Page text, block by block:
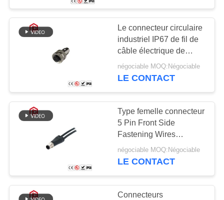
NOUS
D'USINE
CONTRÔLE
DE
QUALITÉ
DU
SITE
Connecteur
imperméable de
basse tension
60
Connecteur
imperméable de
données
41
Le connecteur circulaire
industriel IP67 de fil de
câble électrique de
Finecables M12 2-12pin
imperméabilisent
négociable MOQ:Négociable
LE CONTACT
Type femelle connecteur
5 Pin Front Side
Fastening Wires
Connector de bride de
code de M12 A
négociable MOQ:Négociable
LE CONTACT
Connecteurs